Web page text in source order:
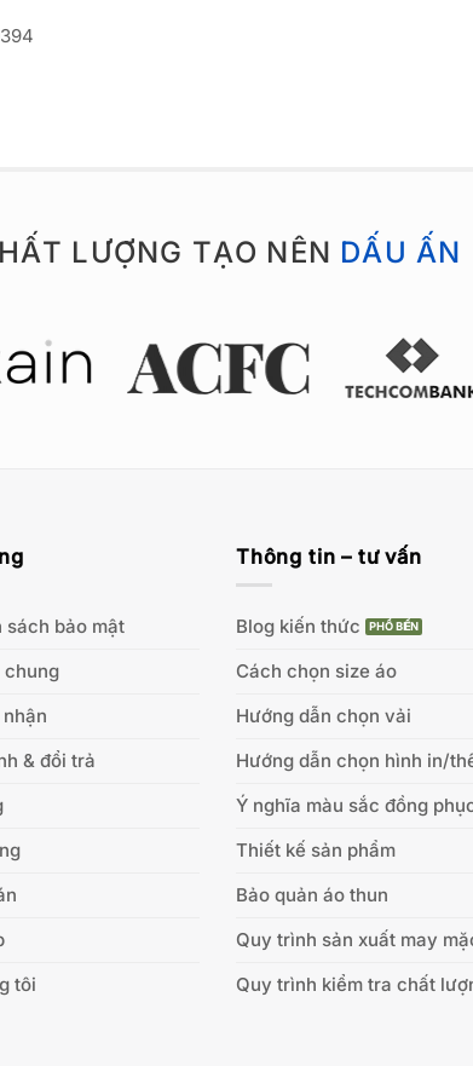
LƯỢNG TẠO NÊN DẤU ẤN
sách bảo mật
& đổi trả
tôi
Thông tin – tư vấn
Blog kiến thức
Cách chọn size áo
Hướng dẫn chọn vải
Hướng dẫn chọn hình in/
Ý nghĩa màu sắc đồng
Thiết kế sản phẩm
Bảo quản áo thun
Quy trình sản xuất may
Quy trình kiểm tra chất